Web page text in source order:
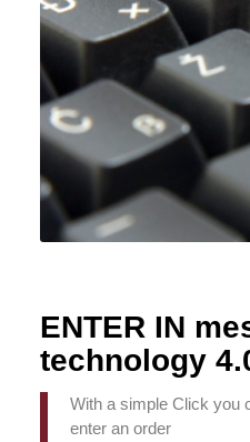
ENTER IN
technology
With a simple Click you
enter an order